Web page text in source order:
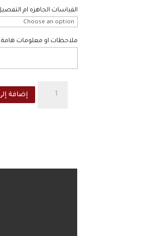
القياسات الجاهزه ام
ملاحظات او معلومات هامة
إضافة